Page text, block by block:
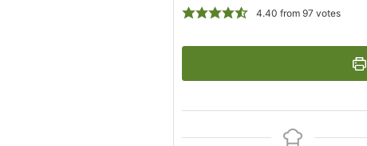
4.40 from 97 votes